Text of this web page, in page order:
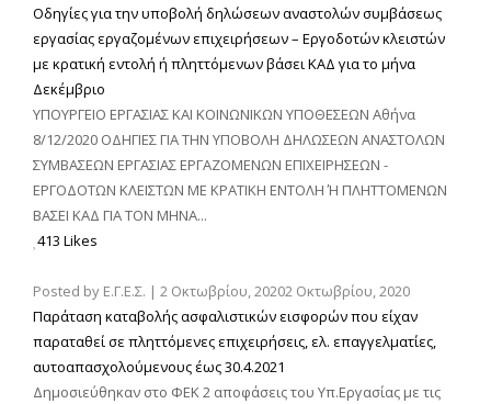
Οδηγίες για την υποβολή δηλώσεων αναστολών συμβάσεως
εργασίας εργαζομένων επιχειρήσεων – Εργοδοτών κλειστών
με κρατική εντολή ή πληττόμενων βάσει ΚΑΔ για το μήνα
Δεκέμβριο
ΥΠΟΥΡΓΕΙΟ ΕΡΓΑΣΙΑΣ ΚΑΙ ΚΟΙΝΩΝΙΚΩΝ ΥΠΟΘΕΣΕΩΝ Αθήνα
8/12/2020 ΟΔΗΓΙΕΣ ΓΙΑ ΤΗΝ ΥΠΟΒΟΛΗ ΔΗΛΩΣΕΩΝ ΑΝΑΣΤΟΛΩΝ
ΣΥΜΒΑΣΕΩΝ ΕΡΓΑΣΙΑΣ ΕΡΓΑΖΟΜΕΝΩΝ ΕΠΙΧΕΙΡΗΣΕΩΝ -
ΕΡΓΟΔΟΤΩΝ ΚΛΕΙΣΤΩΝ ΜΕ ΚΡΑΤΙΚΗ ΕΝΤΟΛΗ Ή ΠΛΗΤΤΟΜΕΝΩΝ
ΒΑΣΕΙ ΚΑΔ ΓΙΑ ΤΟΝ ΜΗΝΑ...
413 Likes
Posted by Ε.Γ.Ε.Σ. | 2 Οκτωβρίου, 20202 Οκτωβρίου, 2020
Παράταση καταβολής ασφαλιστικών εισφορών που είχαν
παραταθεί σε πληττόμενες επιχειρήσεις, ελ. επαγγελματίες,
αυτοαπασχολούμενους έως 30.4.2021
Δημοσιεύθηκαν στο ΦΕΚ 2 αποφάσεις του Υπ.Εργασίας με τις